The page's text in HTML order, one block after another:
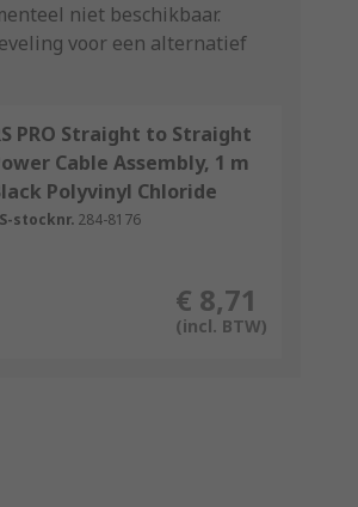
niet beschikbaar.
voor een alternatief
PRO Straight to Straight
Cable Assembly, 1 m
Polyvinyl Chloride
stocknr. 284-8176
€ 8,71
(incl. BTW)